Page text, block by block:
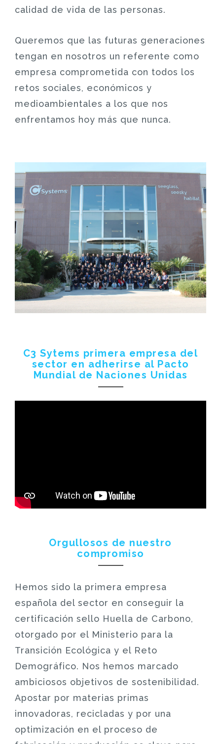
calidad de vida de las personas.
Queremos que las futuras generaciones
tengan en nosotros un referente como
empresa comprometida con todos los
retos sociales, económicos y
medioambientales a los que nos
enfrentamos hoy más que nunca.
C3 Sytems primera empresa del
sector en adherirse al Pacto
Mundial de Naciones Unidas
Orgullosos de nuestro
compromiso
Hemos sido la primera empresa
española del sector en conseguir la
certificación sello Huella de Carbono,
otorgado por el Ministerio para la
Transición Ecológica y el Reto
Demográfico. Nos hemos marcado
ambiciosos objetivos de sostenibilidad.
Apostar por materias primas
innovadoras, recicladas y por una
optimización en el proceso de